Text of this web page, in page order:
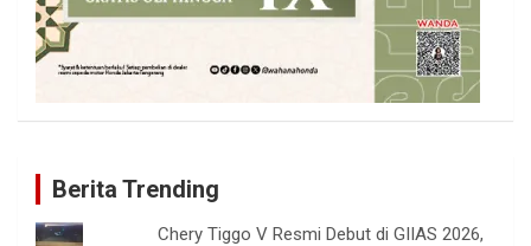
Berita Trending
Chery Tiggo V Resmi Debut di GIIAS 2026,